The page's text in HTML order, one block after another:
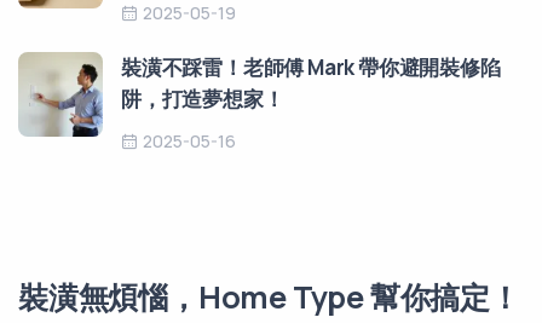
2025-05-19
裝潢不踩雷！老師傅 Mark 帶你避開裝修陷
阱，打造夢想家！
2025-05-16
裝潢無煩惱，Home Type 幫你搞定！